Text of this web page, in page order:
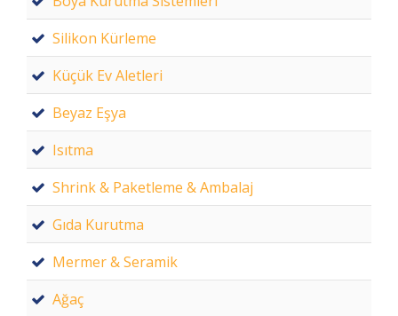
Silikon Kürleme
Küçük Ev Aletleri
Beyaz Eşya
Isıtma
Shrink & Paketleme & Ambalaj
Gıda Kurutma
Mermer & Seramik
Ağaç